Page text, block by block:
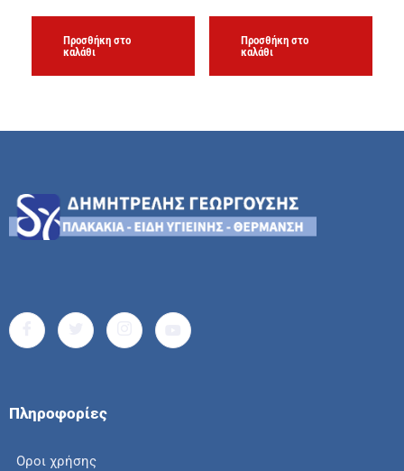
Προσθήκη στο
καλάθι
Προσθήκη στο
καλάθι
Πληροφορίες
Οροι χρήσης